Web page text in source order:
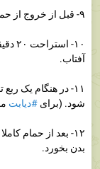
۹- قبل از خروج از حمام پاها را زیر آب سرد بگیرید.
۱۰-
آفتاب.
۱۱- در هنگام یک ربع تحمل در حمام، حتما از
شود. (برای #دیابت
۱۲- بعد از حمام
بدن بخورد.